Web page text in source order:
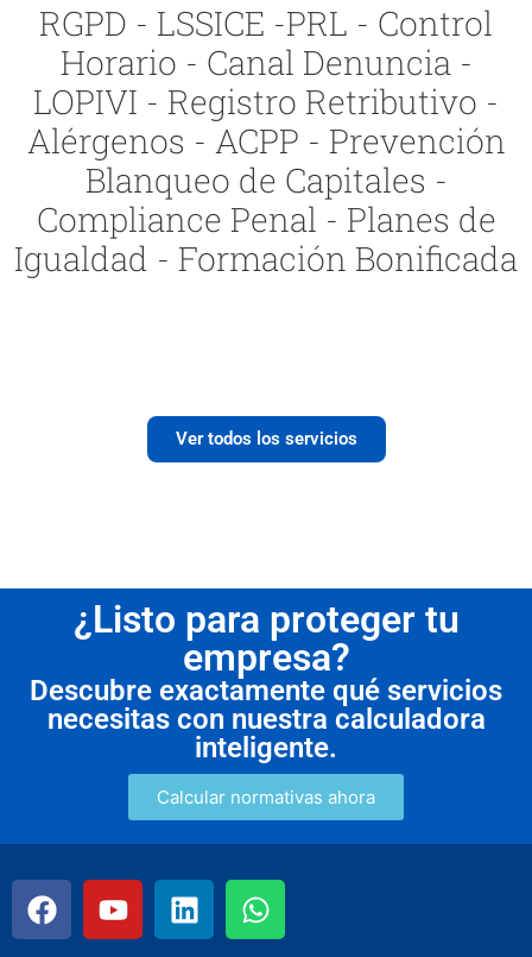
RGPD - LSSICE -PRL - Control
Horario - Canal Denuncia -
LOPIVI - Registro Retributivo -
Alérgenos - ACPP - Prevención
Blanqueo de Capitales -
Compliance Penal - Planes de
Igualdad - Formación Bonificada
Ver todos los servicios
¿Listo para proteger tu
empresa?
Descubre exactamente qué servicios
necesitas con nuestra calculadora
inteligente.
Calcular normativas ahora